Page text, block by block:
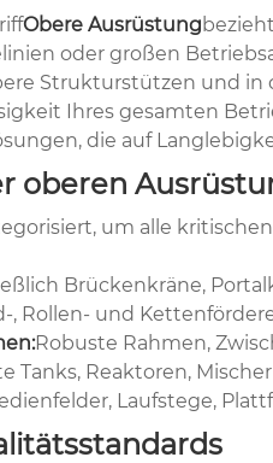
Obere Ausrüstung
oder großen
Strukturstützen und
Ihres gesamten
die auf
oberen
um alle
Brückenkräne,
, Rollen- und
Robuste Rahmen,
Tanks, Reaktoren,
Laufstege,